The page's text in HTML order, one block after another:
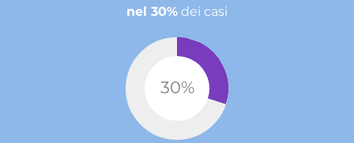
nel 30% dei casi
30%